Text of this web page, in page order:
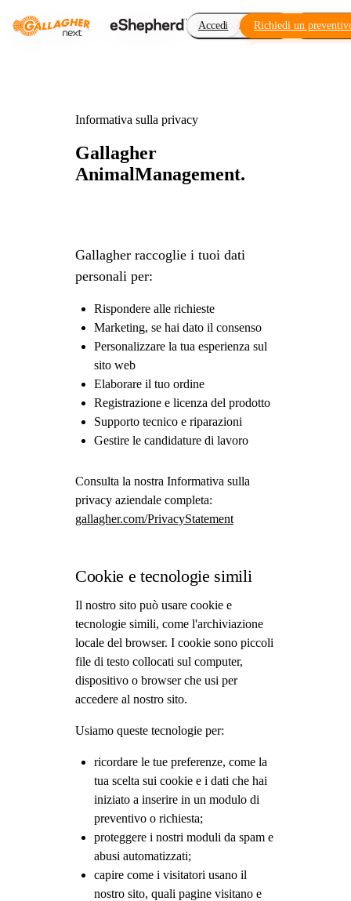
Recinto virtuale
Accedi Richiedi un
Informativa sulla privacy
Gallagher
AnimalManagement.
Gallagher raccoglie i tuoi dati
personali per:
Rispondere alle richieste
Marketing, se hai dato il consenso
Personalizzare la tua esperienza sul
sito web
Elaborare il tuo ordine
Registrazione e licenza del prodotto
Supporto tecnico e riparazioni
Gestire le candidature di lavoro
Consulta la nostra Informativa sulla
privacy aziendale completa:
gallagher.com/PrivacyStatement
Cookie e tecnologie simili
Il nostro sito può usare cookie e
tecnologie simili, come l'archiviazione
locale del browser. I cookie sono piccoli
file di testo collocati sul computer,
dispositivo o browser che usi per
accedere al nostro sito.
Usiamo queste tecnologie per:
ricordare le tue preferenze, come la
tua scelta sui cookie e i dati che hai
iniziato a inserire in un modulo di
preventivo o richiesta;
proteggere i nostri moduli da spam e
abusi automatizzati;
capire come i visitatori usano il
nostro sito, quali pagine visitano e